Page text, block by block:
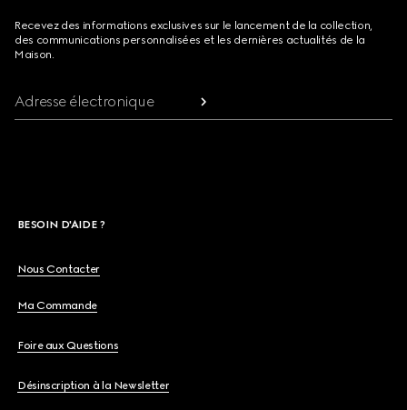
Recevez des informations exclusives sur le lancement de la collection,
des communications personnalisées et les dernières actualités de la
Maison.
Adresse électronique
BESOIN D'AIDE ?
Nous Contacter
Ma Commande
Foire aux Questions
Désinscription à la Newsletter